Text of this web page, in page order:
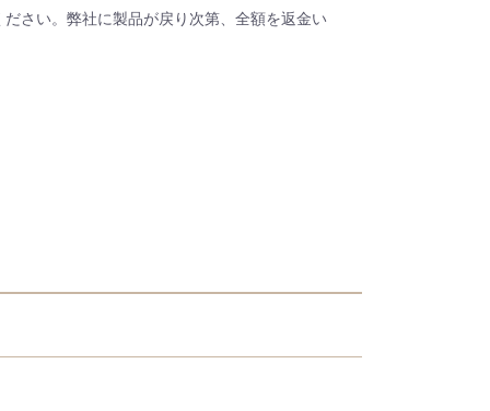
さい。弊社に製品が戻り次第、全額を返金い